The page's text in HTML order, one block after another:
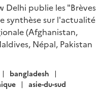
Delhi publie les "Brèves
synthèse sur l'actualité
(Afghanistan,
Népal, Pakistan
bangladesh
asie-du-sud